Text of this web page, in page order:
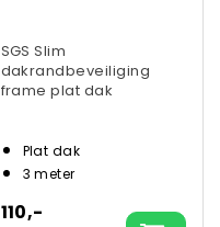
SGS Slim
dakrandbeveiliging
frame plat dak
Plat dak
3 meter
110,-